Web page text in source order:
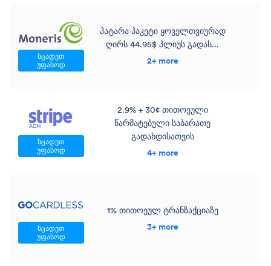
სცადეთ
უფასოდ
პატარა პაკეტი ყოველთვიურად
ღირს 44.95$ პლიუს გადას...
2+ more
სცადეთ
უფასოდ
2.9% + 30¢ თითოეული
წარმატებული საბარათე
გადახდისათვის
4+ more
სცადეთ
უფასოდ
1% თითოეულ ტრანზაქციაზე
3+ more